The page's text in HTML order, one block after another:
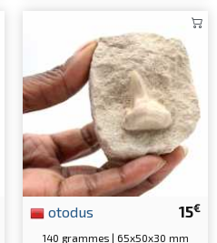
15€
otodus
140 grammes | 65x50x30 mm